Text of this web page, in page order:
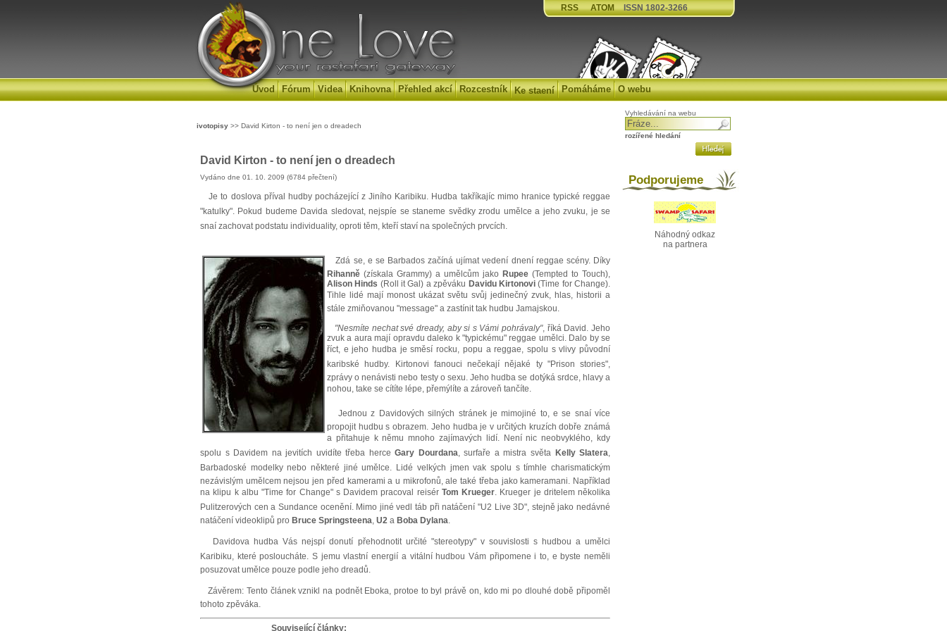
RSS ATOM ISSN 1802-3266
Úvod Fórum Videa Knihovna Přehled akcí Rozcestník Ke staení Pomáháme O webu
ivotopisy >> David Kirton - to není jen o dreadech
David Kirton - to není jen o dreadech
Vydáno dne 01. 10. 2009 (6784 přečtení)
Je to doslova příval hudby pocházející z Jiního Karibiku. Hudba takříkajíc mimo hranice typické reggae
"katulky". Pokud budeme Davida sledovat, nejspíe se staneme svědky zrodu umělce a jeho zvuku, je se
snaí zachovat podstatu individuality, oproti těm, kteří staví na společných prvcích.
Zdá se, e se Barbados začíná ujímat vedení dnení reggae scény. Díky
Rihanně (získala Grammy) a umělcům jako Rupee (Tempted to Touch),
Alison Hinds (Roll it Gal) a zpěváku Davidu Kirtonovi(Time for Change).
Tihle lidé mají monost ukázat světu svůj jedinečný zvuk, hlas, historii a
stále zmiňovanou "message" a zastínit tak hudbu Jamajskou.
"Nesmíte nechat své dready, aby si s Vámi pohrávaly", říká David. Jeho
zvuk a aura mají opravdu daleko k "typickému" reggae umělci. Dalo by se
říct, e jeho hudba je směsí rocku, popu a reggae, spolu s vlivy původní
karibské hudby. Kirtonovi fanouci nečekají nějaké ty "Prison stories",
zprávy o nenávisti nebo testy o sexu. Jeho hudba se dotýká srdce, hlavy a
nohou, take se cítíte lépe, přemýlíte a zároveň tančíte.
Jednou z Davidových silných stránek je mimojiné to, e se snaí více
propojit hudbu s obrazem. Jeho hudba je v určitých kruzích dobře známá
a přitahuje k němu mnoho zajímavých lidí. Není nic neobvyklého, kdy
spolu s Davidem na jevitích uvidíte třeba herceGary Dourdana, surfaře a mistra světa Kelly Slatera,
Barbadoské modelky nebo některé jiné umělce. Lidé velkých jmen vak spolu s tímhle charismatickým
nezávislým umělcem nejsou jen před kamerami a u mikrofonů, ale také třeba jako kameramani. Například
na klipu k albu "Time for Change" s Davidem pracoval reisér Tom Krueger. Krueger je dritelem několika
Pulitzerových cen a Sundance ocenění. Mimo jiné vedl táb při natáčení "U2 Live 3D", stejně jako nedávné
natáčení videoklipů pro Bruce Springsteena, U2 a Boba Dylana.
Davidova hudba Vás nejspí donutí přehodnotit určité "stereotypy" v souvislosti s hudbou a umělci
Karibiku, které posloucháte. S jemu vlastní energií a vitální hudbou Vám připomene i to, e byste neměli
posuzovat umělce pouze podle jeho dreadů.
Závěrem: Tento článek vznikl na podnět Eboka, protoe to byl právě on, kdo mi po dlouhé době připoměl
tohoto zpěváka.
Související články:
Vyhledávání na webu
rozířené hledání
Podporujeme
Náhodný odkaz
na partnera